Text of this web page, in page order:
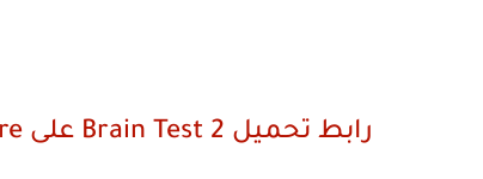
رابط تحميل Brain Test 2 على Playstore